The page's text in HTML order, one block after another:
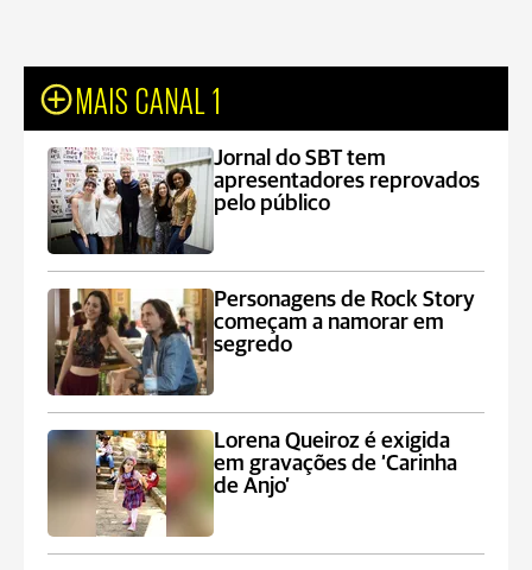
MAIS CANAL 1
Jornal do SBT tem
apresentadores reprovados
pelo público
Personagens de Rock Story
começam a namorar em
segredo
Lorena Queiroz é exigida
em gravações de ‘Carinha
de Anjo’